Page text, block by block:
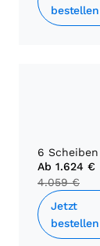
bestellen
6 Scheiben
Ab 1.624 €
4.059 €
Jetzt
bestellen